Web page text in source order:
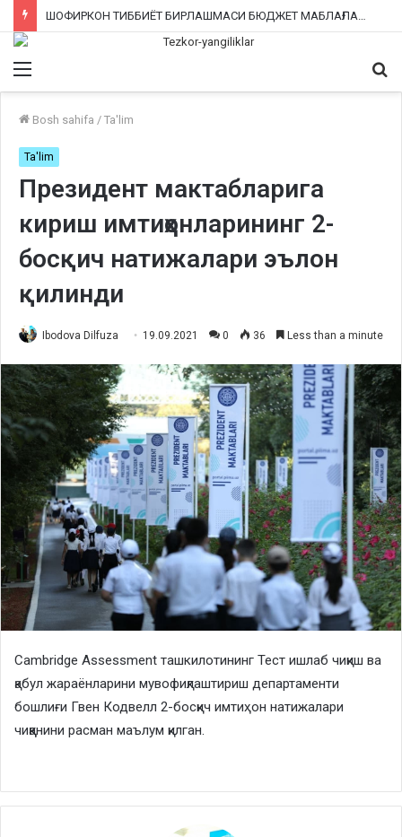
ШОФИРКОН ТИББИЁТ БИРЛАШМАСИ БЮДЖЕТ МАБЛАҒЛАРИНИ ТАЛОН-ТАРОЖ ҚИЛИНГАНИ РОСТМИ?
Menu
Bosh sahifa / Ta'lim
Ta'lim
Президент мактабларига
кириш имтиҳонларининг 2-
босқич натижалари эълон
қилинди
Ibodova Dilfuza 19.09.2021 0 36 Less than a minute
Cambridge Assessment ташкилотининг Тест ишлаб чиқиш ва
қабул жараёнларини мувофиқлаштириш департаменти
бошлиғи Гвен Кодвелл 2-босқич имтиҳон натижалари
чиққанини расман маълум қилган.